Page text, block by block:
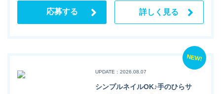
応募する 詳しく見る
NEW!
UPDATE：2026.08.07
シンプルネイルOK♪手のひらサ